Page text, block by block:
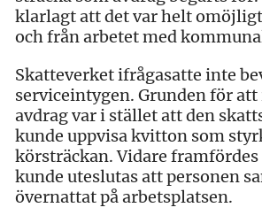
klarlagt att det var helt
och från arbetet med
Skatteverket ifrågasatte inte
serviceintygen. Grunden för att
avdrag var i stället att den
kunde uppvisa kvitton som
körsträckan. Vidare
kunde uteslutas att personen
övernattat på arbetsplatsen.